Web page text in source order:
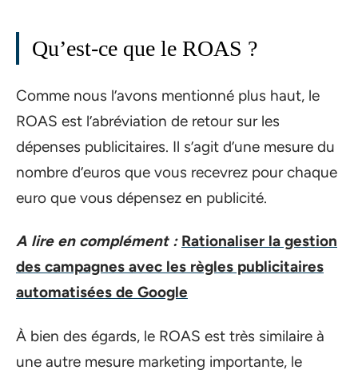
Qu’est-ce que le ROAS ?
Comme nous l’avons mentionné plus haut, le
ROAS est l’abréviation de retour sur les
dépenses publicitaires. Il s’agit d’une mesure du
nombre d’euros que vous recevrez pour chaque
euro que vous dépensez en publicité.
A lire en complément : Rationaliser la gestion
des campagnes avec les règles publicitaires
automatisées de Google
À bien des égards, le ROAS est très similaire à
une autre mesure marketing importante, le